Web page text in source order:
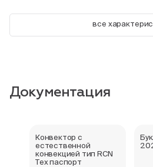
все
Документация
Конвектор с
естественной
конвекцией тип RCN
Тех паспорт